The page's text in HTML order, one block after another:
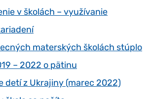
v školách – využívanie
materských školách stúplo
– 2022 o pätinu
detí z Ukrajiny (marec 2022)